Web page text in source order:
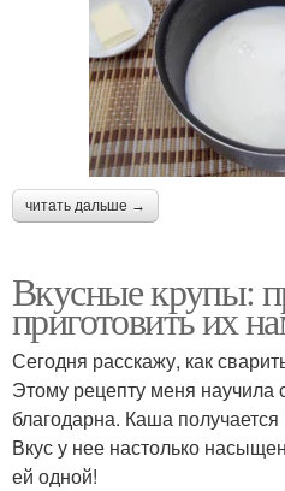
читать дальше →
Вкусные крупы:
приготовить их
Сегодня расскажу, как
Этому рецепту меня научила
благодарна. Каша
Вкус у нее настолько
ей одной!